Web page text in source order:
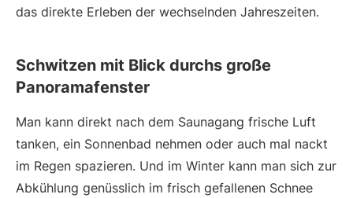
das direkte Erleben der wechselnden Jahreszeiten.
Schwitzen mit Blick durchs große
Panoramafenster
Man kann direkt nach dem Saunagang frische Luft
tanken, ein Sonnenbad nehmen oder auch mal nackt
im Regen spazieren. Und im Winter kann man sich zur
Abkühlung genüsslich im frisch gefallenen Schnee